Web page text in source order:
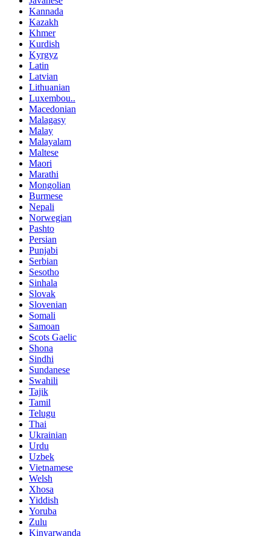
Kannada
Kazakh
Khmer
Kurdish
Kyrgyz
Latin
Latvian
Lithuanian
Luxembou..
Macedonian
Malagasy
Malay
Malayalam
Maltese
Maori
Marathi
Mongolian
Burmese
Nepali
Norwegian
Pashto
Persian
Punjabi
Serbian
Sesotho
Sinhala
Slovak
Slovenian
Somali
Samoan
Scots Gaelic
Shona
Sindhi
Sundanese
Swahili
Tajik
Tamil
Telugu
Thai
Ukrainian
Urdu
Uzbek
Vietnamese
Welsh
Xhosa
Yiddish
Yoruba
Zulu
Kinyarwanda